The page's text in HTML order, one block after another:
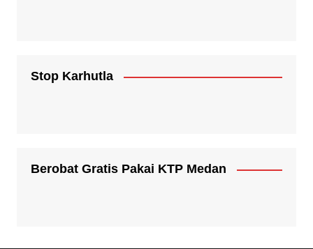
Stop Karhutla
Berobat Gratis Pakai KTP Medan